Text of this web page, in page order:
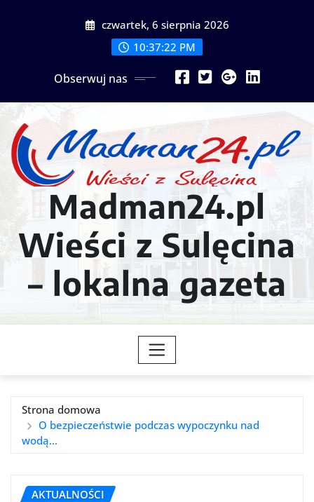
czwartek, 6 sierpnia 2026
10:37:24 PM
Obserwuj nas
Madman24.pl
Wieści z Sulęcina
– lokalna gazeta
Strona domowa
O bezpieczeństwie podczas wypoczynku nad
wodą…
AKTUALNOŚCI